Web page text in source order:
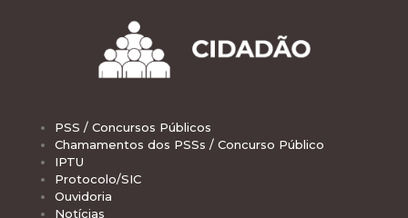
PSS / Concursos Públicos
Chamamentos dos PSSs / Concurso Público
IPTU
Protocolo/SIC
Ouvidoria
Notícias